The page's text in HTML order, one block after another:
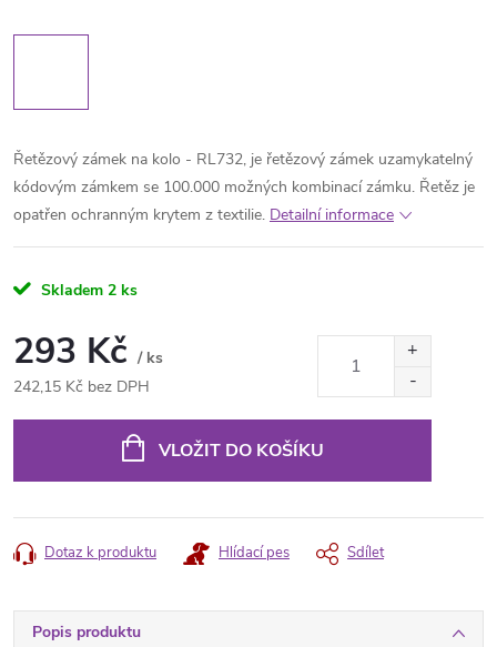
Řetězový zámek na kolo - RL732, je řetězový zámek uzamykatelný
kódovým zámkem se 100.000 možných kombinací zámku. Řetěz je
opatřen ochranným krytem z textilie. Detailní informace
Skladem 2 ks
293 Kč / ks
242,15 Kč bez DPH
VLOŽIT DO KOŠÍKU
Dotaz k produktu Hlídací pes Sdílet
Popis produktu